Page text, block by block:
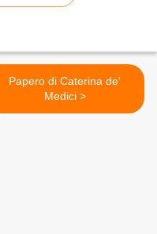
Papero di Caterina de'
Medici >